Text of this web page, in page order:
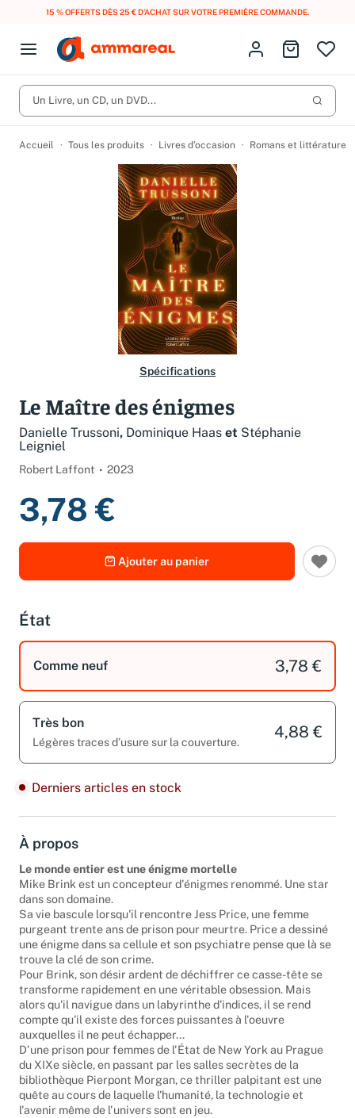
15 % OFFERTS DÈS 25 € D’ACHAT SUR VOTRE PREMIÈRE COMMANDE.
Open menu
Fermer le menu
CD d'occasion
DVD d'occasion
Vinyles d'occasion
Lancer
Vous n'avez pas trouvé l'article que vous cherchiez ?
Activez les notifications dans votre compte pour être alerté dès
qu'il est en stock.
Créer une alerte
Identifiez-vous
Aller au
Un Livre, un CD, un DVD...
Accueil Tous les produits Livres d’occasion Romans et littérature
Spécifications
Le Maître des énigmes
Danielle Trussoni, Dominique Haas et Stéphanie
Leigniel
Robert Laffont 2023
3,78 €
Ajouter au panier
État
Comme neuf 3,78 €
Très bon
Légères traces d’usure sur la couverture.
4,88 €
Derniers articles en stock
À propos
Le monde entier est une énigme mortelle
Mike Brink est un concepteur d'énigmes renommé. Une star
dans son domaine.
Sa vie bascule lorsqu'il rencontre Jess Price, une femme
purgeant trente ans de prison pour meurtre. Price a dessiné
une énigme dans sa cellule et son psychiatre pense que là se
trouve la clé de son crime.
Pour Brink, son désir ardent de déchiffrer ce casse-tête se
transforme rapidement en une véritable obsession. Mais
alors qu'il navigue dans un labyrinthe d'indices, il se rend
compte qu'il existe des forces puissantes à l'oeuvre
auxquelles il ne peut échapper...
D'une prison pour femmes de l'État de New York au Prague
du XIXe siècle, en passant par les salles secrètes de la
bibliothèque Pierpont Morgan, ce thriller palpitant est une
quête au cours de laquelle l'humanité, la technologie et
l'avenir même de l'univers sont en jeu.